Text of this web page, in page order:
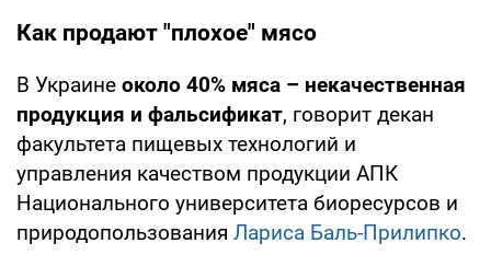
Как продают "плохое" мясо
В Украине около 40% мяса – некачественная
продукция и фальсификат, говорит декан
факультета пищевых технологий и
управления качеством продукции АПК
Национального университета биоресурсов и
природопользования Лариса Баль-Прилипко.